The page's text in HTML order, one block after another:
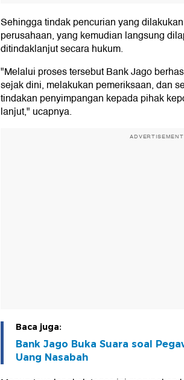
Sehingga tindak pencurian yang
perusahaan, yang kemudian langsung
ditindaklanjut secara hukum.
"Melalui proses tersebut Bank Jago
sejak dini, melakukan pemeriksaan, dan
tindakan penyimpangan kepada pihak
lanjut," ucapnya.
ADVERTISEMENT
Baca juga:
Bank Jago Buka Suara soal
Uang Nasabah